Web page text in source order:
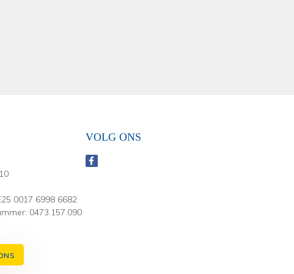
0017 6998 6682
0473.157.090
VOLG ONS